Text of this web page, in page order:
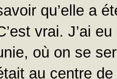
qu’elle a
vrai. J’ai
où on se
au centre